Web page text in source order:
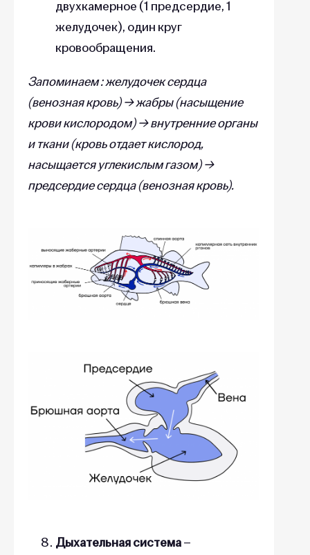
двухкамерное (1 предсердие, 1
желудочек), один круг
кровообращения.
Запоминаем : желудочек сердца
(венозная кровь) → жабры (насыщение
крови кислородом) → внутренние органы
и ткани (кровь отдает кислород,
насыщается углекислым газом) →
предсердие сердца (венозная кровь).
Дыхательная система–